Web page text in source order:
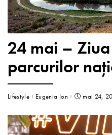
24 mai –
parcurilor
Lifestyle Eugenia Ion mai 24,